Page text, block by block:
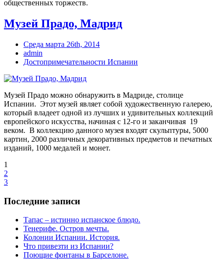
общественных торжеств.
Музей Прадо, Мадрид
Среда марта 26th, 2014
admin
Достопримечательности Испании
Музей Прадо можно обнаружить в Мадриде, столице
Испании. Этот музей являет собой художественную галерею,
который владеет одной из лучших и удивительных коллекций
европейского искусства, начиная с 12-го и заканчивая 19
веком. В коллекцию данного музея входят скульптуры, 5000
картин, 2000 различных декоративных предметов и печатных
изданий, 1000 медалей и монет.
1
2
3
Последние записи
Тапас – истинно испанское блюдо.
Тенерифе. Остров мечты.
Колонии Испании. История.
Что привезти из Испании?
Поющие фонтаны в Барселоне.